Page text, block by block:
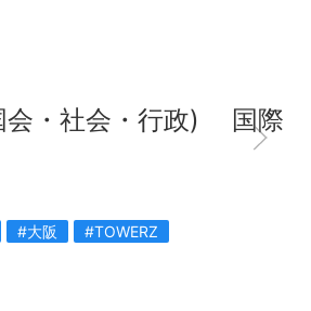
・社会・行政) 国際
#大阪
#TOWERZ